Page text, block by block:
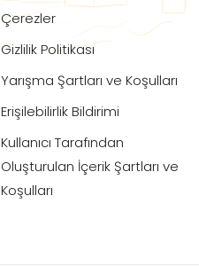
Çerezler
Gizlilik Politikası
Yarışma Şartları ve Koşulları
Erişilebilirlik Bildirimi
Kullanıcı Tarafından
Oluşturulan İçerik Şartları ve
Koşulları